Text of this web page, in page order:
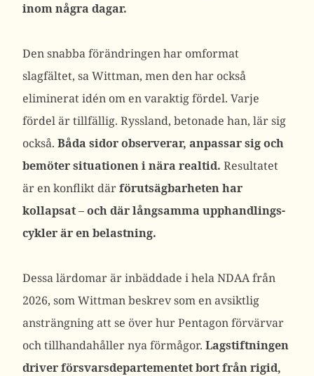
inom några dagar.
Den snabba förändringen har omformat
slagfältet, sa Wittman, men den har också
eliminerat idén om en varaktig fördel. Varje
fördel är tillfällig. Ryssland, betonade han, lär sig
också. Båda sidor observerar, anpassar sig och
bemöter situationen i nära realtid. Resultatet
är en konflikt därförutsägbarheten har
kollapsat – och där långsamma upphandlings-
cykler är en belastning.
Dessa lärdomar är inbäddade i hela NDAA från
2026, som Wittman beskrev som en avsiktlig
ansträngning att se över hur Pentagon förvärvar
och tillhandahåller nya förmågor. Lagstiftningen
driver försvarsdepartementet bort från rigid,